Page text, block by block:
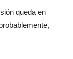
queda en